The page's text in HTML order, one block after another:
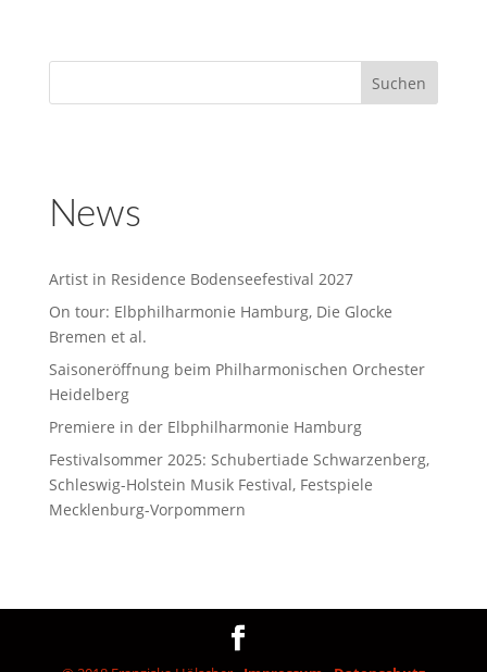
News
Artist in Residence Bodenseefestival 2027
On tour: Elbphilharmonie Hamburg, Die Glocke
Bremen et al.
Saisoneröffnung beim Philharmonischen Orchester
Heidelberg
Premiere in der Elbphilharmonie Hamburg
Festivalsommer 2025: Schubertiade Schwarzenberg,
Schleswig-Holstein Musik Festival, Festspiele
Mecklenburg-Vorpommern